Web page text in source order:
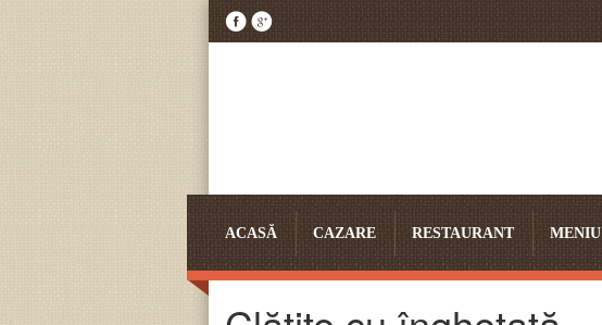
ACASĂ CAZARE RESTAURANT MENIU